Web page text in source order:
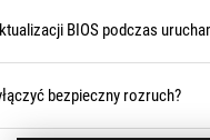
BIOS podczas
bezpieczny rozruch?